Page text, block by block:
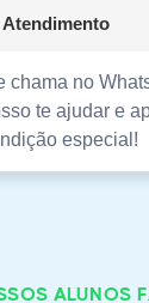
se Agora!
ALUNOS
Atendimento
chama no
te ajudar e
especial!